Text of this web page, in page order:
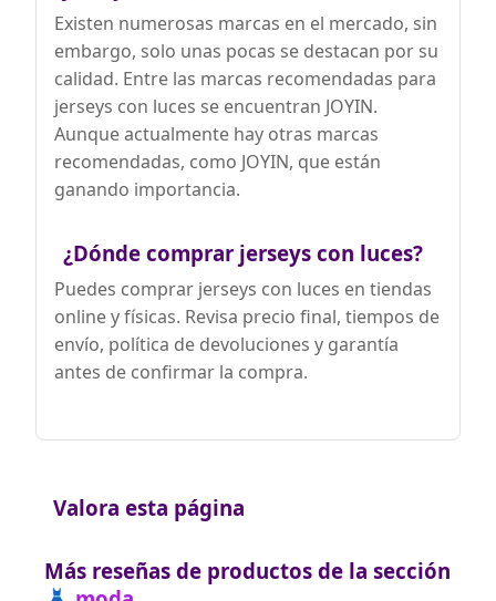
que se apaguen las luces, ¡perfecto para
difundir la alegría festiva en cualquier
fiesta o reunión
🎊【Selección de Tallas y Notas】El
jersey Navideño con luces presenta un
diseño unisex para hombres y mujeres
adultos, parejas, niños y niñas.
Disponible en diferentes tamaños de S a
XXXL. Para asegurar un ajuste perfecto
para su jersey de Navidad, es muy
corporal y consulte la tabla de tallas.
Tenga en cuenta que cada conjunto de
suéteres se vende por separado.（Nota:
Considere la tela del suéter es elástico al
elegir el tamaño)
Existen numerosas marcas en el mercado, sin
embargo, solo unas pocas se destacan por su
calidad. Entre las marcas recomendadas para
jerseys con luces se encuentran JOYIN.
Aunque actualmente hay otras marcas
recomendadas, como JOYIN, que están
ganando importancia.
¿Dónde comprar jerseys con luces?
Puedes comprar jerseys con luces en tiendas
online y físicas. Revisa precio final, tiempos de
envío, política de devoluciones y garantía
antes de confirmar la compra.
Valora esta página
Más reseñas de productos de la sección